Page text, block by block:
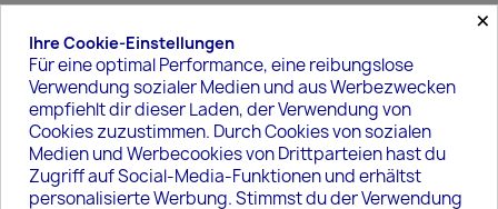

Rufen Sie uns an:
+49.3434861300
×
Ihre Cookie-Einstellungen
Für eine optimal Performance, eine reibungslose
Verwendung sozialer Medien und aus Werbezwecken
empfiehlt dir dieser Laden, der Verwendung von
Cookies zuzustimmen. Durch Cookies von sozialen
Medien und Werbecookies von Drittparteien hast du
Zugriff auf Social-Media-Funktionen und erhältst
personalisierte Werbung. Stimmst du der Verwendung